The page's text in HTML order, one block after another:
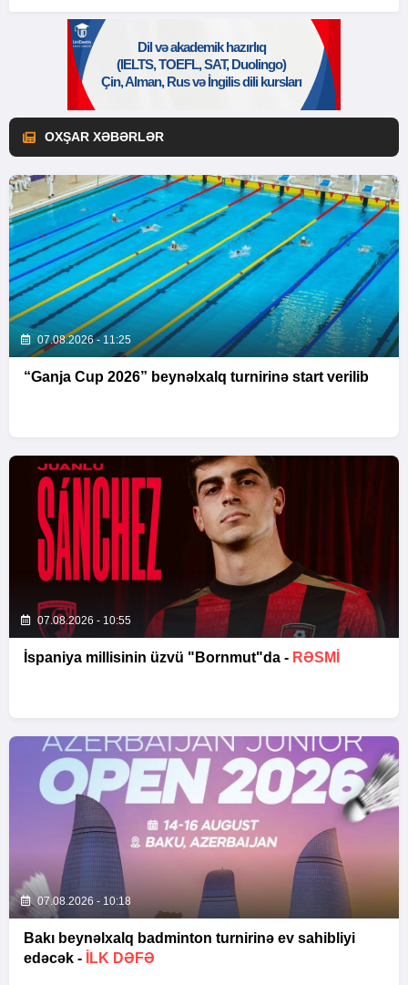
OXŞAR XƏBƏRLƏR
07.08.2026 - 11:25
“Ganja Cup 2026” beynəlxalq turnirinə start verilib
07.08.2026 - 10:55
İspaniya millisinin üzvü "Bornmut"da - RƏSMİ
07.08.2026 - 10:18
Bakı beynəlxalq badminton turnirinə ev sahibliyi
edəcək -
İLK DƏFƏ